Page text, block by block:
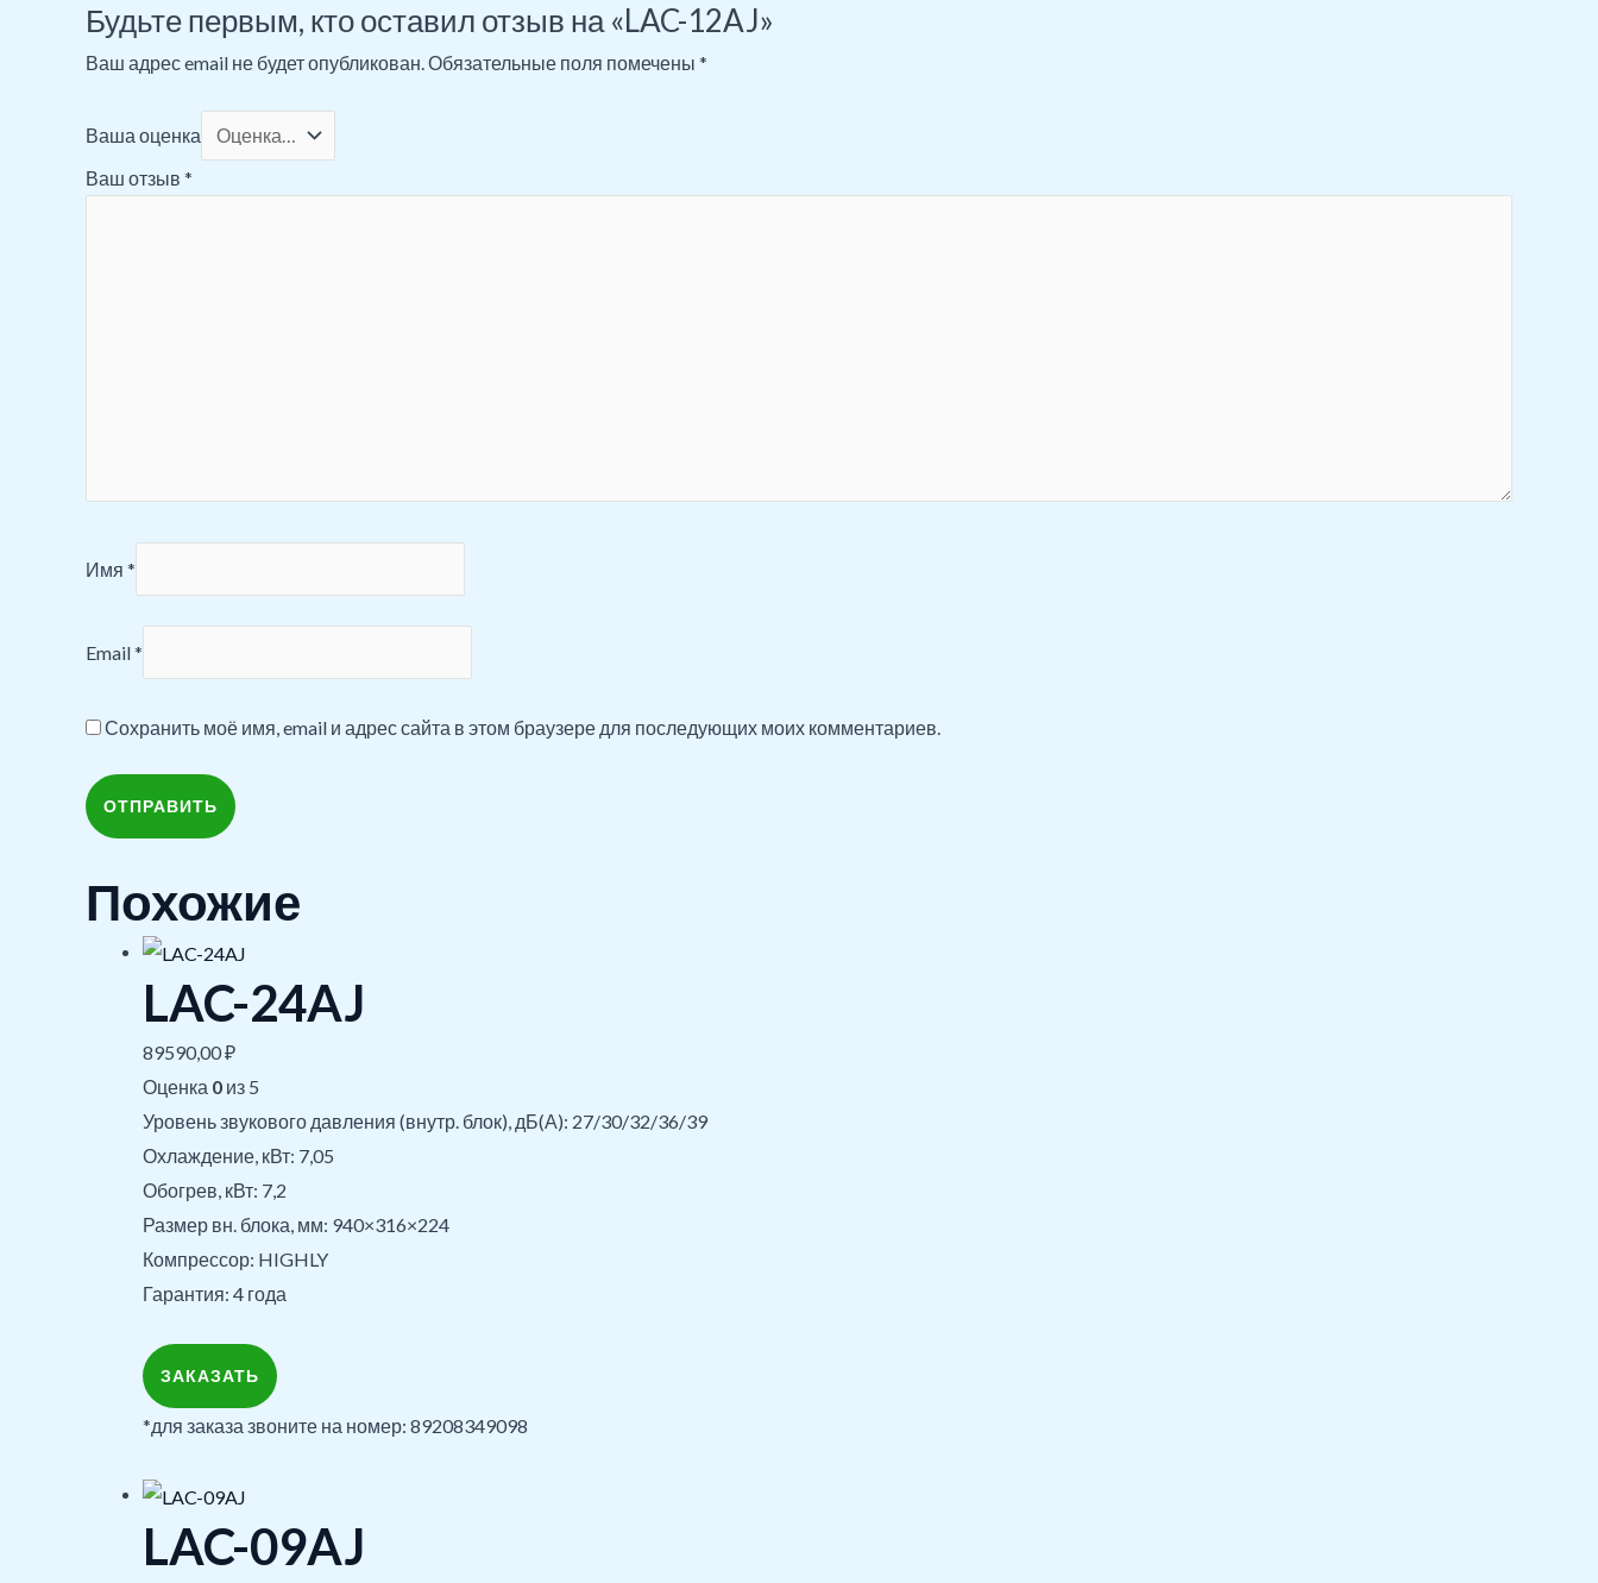
Будьте первым, кто оставил отзыв на «LAC-12AJ»
Ваш адрес email не будет опубликован.Обязательные поля помечены *
Ваша оценка
Ваш отзыв *
Имя *
Email*
Сохранить моё имя, email и адрес сайта в этом браузере для последующих моих комментариев.
Похожие
LAC-24AJ
89590,00₽
Оценка 0 из 5
Уровень звукового давления (внутр. блок), дБ(А): 27/30/32/36/39
Охлаждение, кВт: 7,05
Обогрев, кВт: 7,2
Размер вн. блока, мм: 940×316×224
Компрессор: HIGHLY
Гарантия: 4 года
ЗАКАЗАТЬ
*для заказа звоните на номер: 89208349098
LAC-09AJ